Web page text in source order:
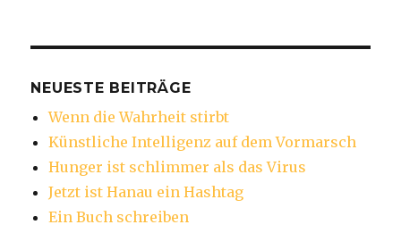
NEUESTE BEITRÄGE
Wenn die Wahrheit stirbt
Künstliche Intelligenz auf dem Vormarsch
Hunger ist schlimmer als das Virus
Jetzt ist Hanau ein Hashtag
Ein Buch schreiben